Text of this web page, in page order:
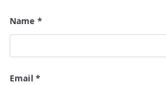
Name *
Email *